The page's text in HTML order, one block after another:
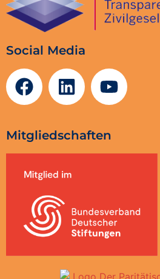
Social Media
Mitgliedschaften